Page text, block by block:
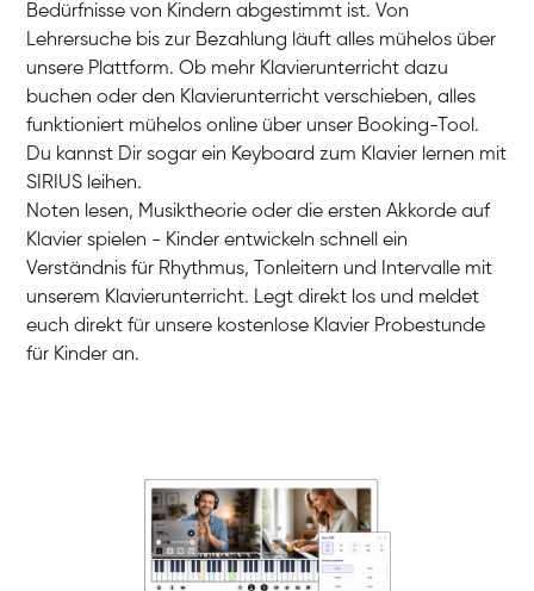
Charlotte
Klavier / Piano / Flügel
Klavier / Piano / Flügel
Klavier / Piano / Flügel
Bedürfnisse von Kindern abgestimmt ist. Von
Lehrersuche bis zur Bezahlung läuft alles mühelos über
unsere Plattform. Ob mehr Klavierunterricht dazu
buchen oder den Klavierunterricht verschieben, alles
funktioniert mühelos online über unser Booking-Tool.
Du kannst Dir sogar ein Keyboard zum Klavier lernen mit
SIRIUS leihen.
Noten lesen, Musiktheorie oder die ersten Akkorde auf
Klavier spielen - Kinder entwickeln schnell ein
Verständnis für Rhythmus, Tonleitern und Intervalle mit
unserem Klavierunterricht. Legt direkt los und meldet
euch direkt für unsere kostenlose Klavier Probestunde
für Kinder an.